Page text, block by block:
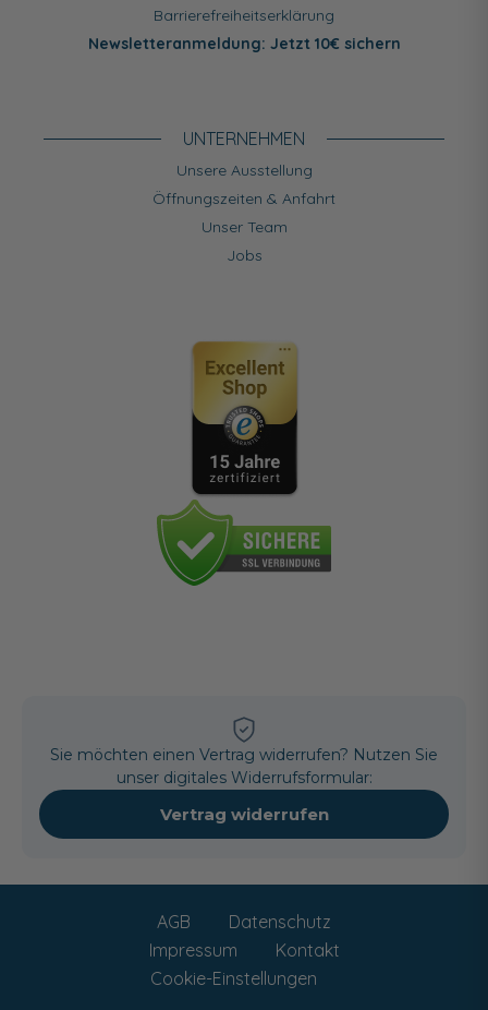
Barrierefreiheitserklärung
Newsletteranmeldung: Jetzt 10€ sichern
UNTERNEHMEN
Unsere Ausstellung
Öffnungszeiten & Anfahrt
Unser Team
Jobs
Sie möchten einen Vertrag widerrufen? Nutzen Sie
unser digitales Widerrufsformular:
Vertrag widerrufen
AGB
Datenschutz
Impressum
Kontakt
Cookie-Einstellungen